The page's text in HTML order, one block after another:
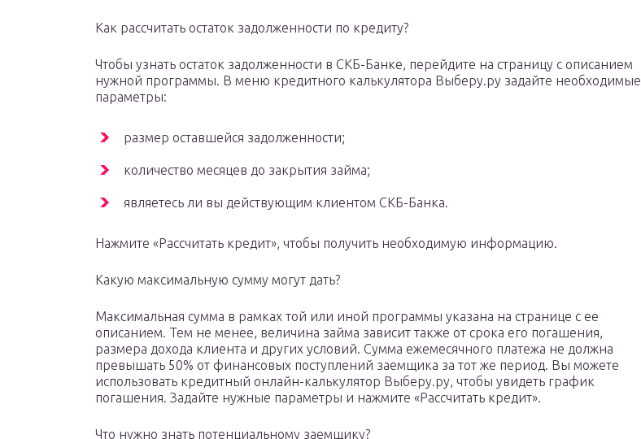
Как рассчитать остаток задолженности по кредиту?
Чтобы узнать остаток задолженности в СКБ-Банке, перейдите на страницу с описанием
нужной программы. В меню кредитного калькулятора Выберу.ру задайте необходимые
параметры:
размер оставшейся задолженности;
количество месяцев до закрытия займа;
являетесь ли вы действующим клиентом СКБ-Банка.
Нажмите «Рассчитать кредит», чтобы получить необходимую информацию.
Какую максимальную сумму могут дать?
Максимальная сумма в рамках той или иной программы указана на странице с ее
описанием. Тем не менее, величина займа зависит также от срока его погашения,
размера дохода клиента и других условий. Сумма ежемесячного платежа не должна
превышать 50% от финансовых поступлений заемщика за тот же период. Вы можете
использовать кредитный онлайн-калькулятор Выберу.ру, чтобы увидеть график
погашения. Задайте нужные параметры и нажмите «Рассчитать кредит».
Что нужно знать потенциальному заемщику?